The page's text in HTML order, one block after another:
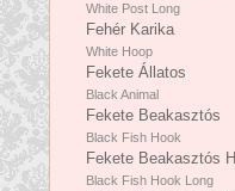
White Post Long
Fehér Karika
White Hoop
Fekete Állatos
Black Animal
Fekete Beakasztós
Black Fish Hook
Fekete Beakasztós
Black Fish Hook Long